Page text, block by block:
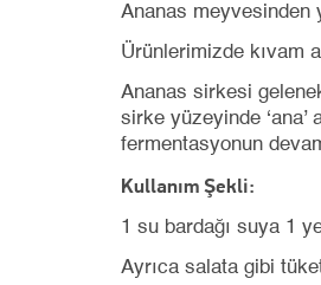
Ananas meyvesinden
Ürünlerimizde kıvam
Ananas sirkesi
sirke yüzeyinde
fermentasyonun
Kullanım Şekli:
1 su bardağı suya 1
Ayrıca salata gibi